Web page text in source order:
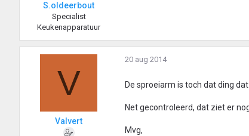
S.oldeerbout
Specialist
Keukenapparatuur
V
Valvert
20 aug 2014
De sproeiarm is toch dat ding
Net gecontroleerd, dat ziet er
Mvg,